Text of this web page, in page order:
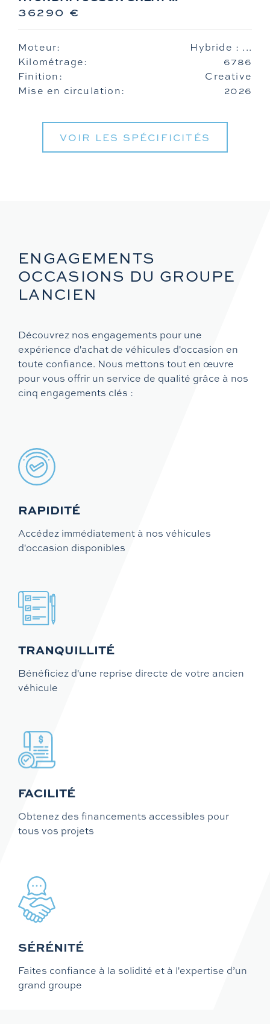
36290 €
Moteur:
Hybride : ...
Kilométrage:
6786
Finition:
Creative
Mise en circulation:
2026
VOIR LES SPÉCIFICITÉS
ENGAGEMENTS
OCCASIONS DU GROUPE
LANCIEN
Découvrez nos engagements pour une
expérience d'achat de véhicules d'occasion en
toute confiance. Nous mettons tout en œuvre
pour vous offrir un service de qualité grâce à nos
cinq engagements clés :
RAPIDITÉ
Accédez immédiatement à nos véhicules
d'occasion disponibles
TRANQUILLITÉ
Bénéficiez d'une reprise directe de votre ancien
véhicule
FACILITÉ
Obtenez des financements accessibles pour
tous vos projets
SÉRÉNITÉ
Faites confiance à la solidité et à l'expertise d’un
grand groupe